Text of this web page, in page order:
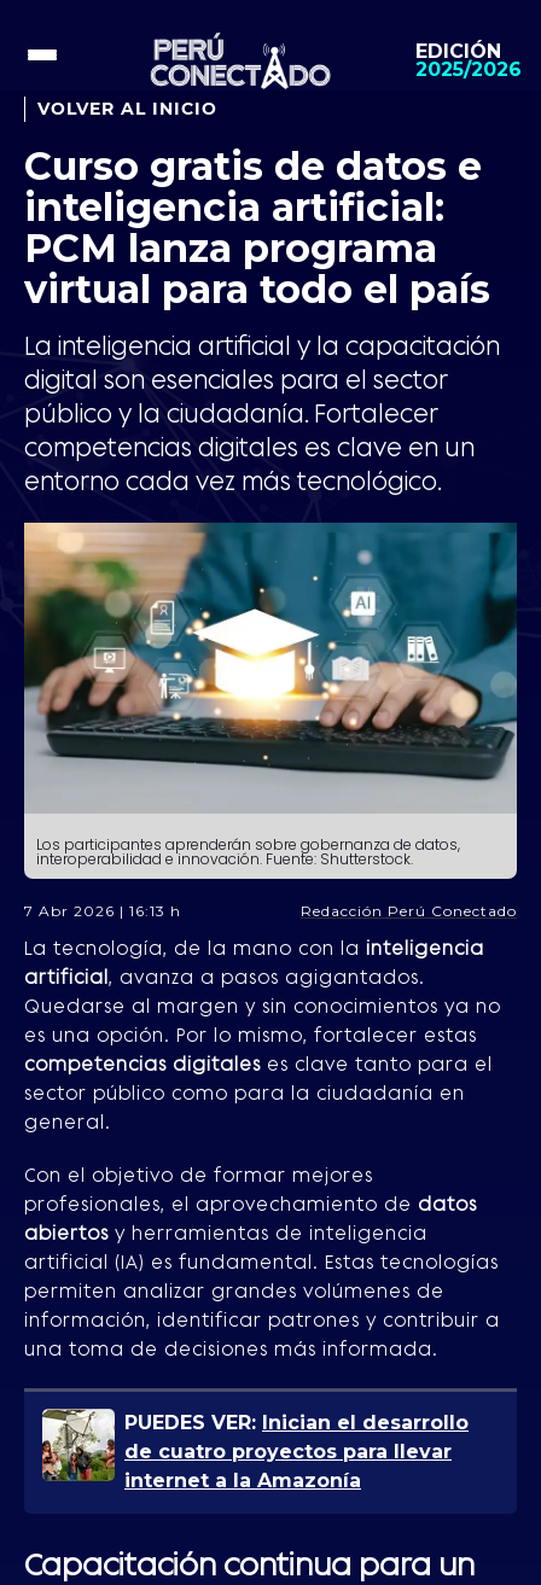
EDICIÓN
2025/2026
VOLVER AL INICIO
Curso gratis de datos e
inteligencia artificial:
PCM lanza programa
virtual para todo el país
La inteligencia artificial y la capacitación
digital son esenciales para el sector
público y la ciudadanía. Fortalecer
competencias digitales es clave en un
entorno cada vez más tecnológico.
Los participantes aprenderán sobre gobernanza de datos,
interoperabilidad e innovación. Fuente: Shutterstock.
7 Abr 2026 | 16:13 h Redacción Perú Conectado
La tecnología, de la mano con la inteligencia
artificial, avanza a pasos agigantados.
Quedarse al margen y sin conocimientos ya no
es una opción. Por lo mismo, fortalecer estas
competencias digitales es clave tanto para el
sector público como para la ciudadanía en
general.
Con el objetivo de formar mejores
profesionales, el aprovechamiento de datos
abiertos y herramientas de inteligencia
artificial (IA) es fundamental. Estas tecnologías
permiten analizar grandes volúmenes de
información, identificar patrones y contribuir a
una toma de decisiones más informada.
PUEDES VER: Inician el desarrollo
de cuatro proyectos para llevar
internet a la Amazonía
Capacitación continua para un